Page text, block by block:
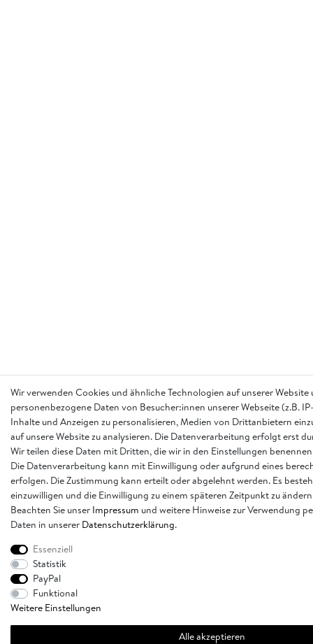
Wir verwenden Cookies und ähnliche Technologien auf unserer
personenbezogene Daten von Besucher:innen unserer Webseite (z.B.
Inhalte und Anzeigen zu personalisieren, Medien von Drittanbietern
auf unsere Website zu analysieren. Die Datenverarbeitung erfolgt erst
Wir teilen diese Daten mit Dritten, die wir in den Einstellungen
Die Datenverarbeitung kann mit Einwilligung oder aufgrund eines
erfolgen. Die Zustimmung kann erteilt oder abgelehnt werden. Es
einzuwilligen und die Einwilligung zu einem späteren Zeitpunkt zu
Beachten Sie unser Impressum und weitere Hinweise zur Verwendung
Daten in unserer Daten­schutz­erklärung.
Essenziell
Statistik
PayPal
Funktional
Weitere Einstellungen
Alle akzeptieren